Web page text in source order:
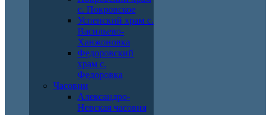
с. Покровское
Успенский храм с.
Васильево-
Ханжоновка
Федоровский
храм с.
Федоровка
Часовни
Александро-
Невская часовня